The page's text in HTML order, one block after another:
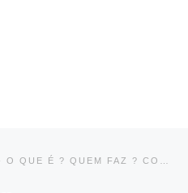
A AVALIAÇÃO DOS RISCOS- O QUE É ? QUEM FAZ ? COMO SE FAZ?